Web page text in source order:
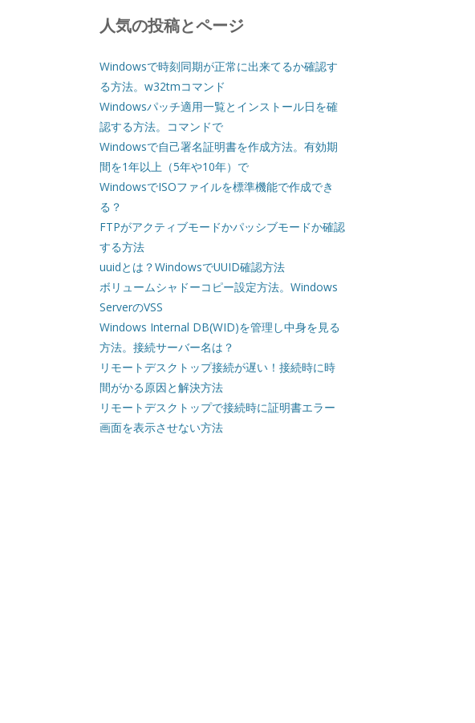
人気の投稿とページ
Windowsで時刻同期が正常に出来てるか確認す
る方法。w32tmコマンド
Windowsパッチ適用一覧とインストール日を確
認する方法。コマンドで
Windowsで自己署名証明書を作成方法。有効期
間を1年以上（5年や10年）で
WindowsでISOファイルを標準機能で作成でき
る？
FTPがアクティブモードかパッシブモードか確認
する方法
uuidとは？WindowsでUUID確認方法
ボリュームシャドーコピー設定方法。Windows
ServerのVSS
Windows Internal DB(WID)を管理し中身を見る
方法。接続サーバー名は？
リモートデスクトップ接続が遅い！接続時に時
間がかる原因と解決方法
リモートデスクトップで接続時に証明書エラー
画面を表示させない方法